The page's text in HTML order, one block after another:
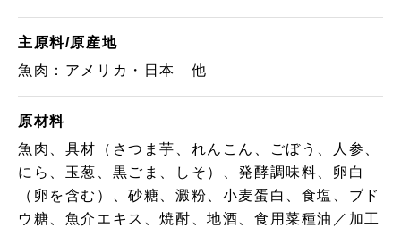
主原料/原産地
魚肉：アメリカ・日本 他
原材料
魚肉、具材（さつま芋、れんこん、ごぼう、人参、
にら、玉葱、黒ごま、しそ）、発酵調味料、卵白
（卵を含む）、砂糖、澱粉、小麦蛋白、食塩、ブド
ウ糖、魚介エキス、焼酎、地酒、食用菜種油／加工